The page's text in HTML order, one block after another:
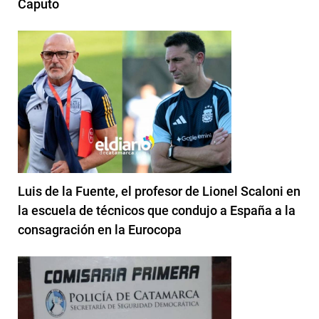
Caputo
Luis de la Fuente, el profesor de Lionel Scaloni en
la escuela de técnicos que condujo a España a la
consagración en la Eurocopa